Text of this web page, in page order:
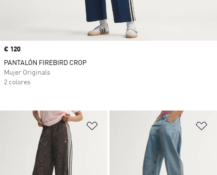
Añadir a la lista de deseos
Precio
€ 120
PANTALÓN FIREBIRD CROP
Mujer Originals
2 colores